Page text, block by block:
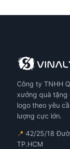
Công ty TNHH
xưởng quà tặng
logo theo yêu
lượng cực lớn.
📍 42/25/18
TP.HCM